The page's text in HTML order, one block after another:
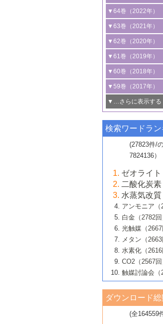
3号 有機分子変換や
光触媒に関する最近
B号 第137回触媒討
2号 水素製造のため
る最近の研究
3号 オレフィン系樹
る最新技術
4号 アルコール類の
る非貴金属触媒の研
5号 ゼオライトの合
究動向
6号 ヘテロ接合界面
B号 第135回触媒討
2号 規制反応場を活
の新展開
3号 未踏分子変換を
ロセスの最前線
4号 シンクロトロン
線を利用した触媒解
5号 単原子触媒
6号 参照触媒委員会
B号 第133回触媒討
1号 炭素が関わる触
2号 プラスチックケ
ための触媒技術
3号 非酸化物系金属
触媒材料の開発
4号 格子酸素・格子
触媒反応
5号 生体触媒による
6号 窒素とリンの循
能性材料
▼64巻（2022年）
1号 合成ガス製造と
ズ合成の最新動向
2号 化学品合成のた
3号 CO の排出削減
めの触媒技術
4号 若手による情報
若き触媒の研究者た
若き触媒の研究者た
6号 石油のノーブル
触媒技術
大学：オンライン
▼63巻（2021年）
1号 金触媒の新展開
2号 ペロブスカイト
3号 特殊反応場を利
換反応
4号 多孔質材料を用
5号 情報学的手法を
6号 カーボンニュー
技術
B号 第127回触媒討
ライン開催(Zoom)の
▼62巻（2020年）
1号 触媒設計を拓く
タリゼーション
2号 機能化学品製造
触媒的酸化反応
3号 水処理のための
4号 光触媒を用いた
動向
5号 次世代の触媒プ
6号 メタン転換技術
B号 第125回触媒討
院大学）
▼61巻（2019年）
1号 物質移動制御に
ス開発
2号 CO2 フリー水素
関わる触媒開発動向
3号 精密高分子合成
動向
4号 バイオマス化成
5号 固体触媒による
換の最前線
6号 貴金属使用量低
ガス浄化触媒の開発
B号 第123回触媒討
▼60巻（2018年）
1号 固体酸触媒の最
2号 二酸化炭素から
3号 ナノ粒子・クラ
4号 60周年記念企画
5号 進化するゼオラ
6号 非貴金属系触媒
B号 第121回触媒討
大学）
▼59巻（2017年）
1号 いたるところに
最先端技術
3号 無機分離膜材料
ロセスへの適用
5号 水素のふるまい
研究
6号 低級アルカンの
媒技術
B号 第119回触媒討
大学東京）
▼…さらに表示する
1号 ユニークな構造の
2号 リグニンからの
媒技術
3号 触媒研究の最先
者たち～（1）
4号 触媒研究の最先
者たち～（2）
5号 触媒研究の最先
者たち～（3）
6号 イオニクス材料
の最新の研究動向
B号 第117回触媒討
立大学）
▼57巻（2015年）
1号 水素キャリアに
2号 石油精製用触媒
3号 固体酸化物形燃
るアノード触媒上で
4号 コアシェル構造
5号 工業触媒および
進歩
6号 ナノシート
B号 第115回触媒討論
▼56巻（2014年）
2号 光触媒反応機構
向
開発動向
4号 人工光合成に向
5号 未利用熱エネル
する触媒技術
6号 ポリオキソメタレ
B号 第113回触媒討
ールホテル豊橋）
1号 高耐久性燃料電
ける新展開
2号 リビングラジカ
3号 天然ガスの化学
媒技術
4号 貴金属触媒の精
5号 バイオマス化成
6号 ナノ空間─吸着状
B号 第111回触媒討
▼54巻（2012年）
1号 規則性多孔体の
の進歩
2号 第109回触媒討論
3号 貴金属低減技術の
4号 貴金属代替技術の
5号 光触媒による物
6号 グラフェン
7号 水素を利用する
▼53巻（2011年）
1号 金属学から見る
2号 第107回触媒討論
3号 触媒のその場観
4号 触媒のその場観
5号 不活性結合の触
合成
6号 新しい固体酸触
7号 ゼオライト合成
▼52巻（2010年）
1号 触媒の劣化対策
2号 第105回触媒討論
3号 ナノ構造が拓く新
4号 活性サイトおよ
計による触媒の高機
5号 触媒を有効に使
7号 有機分子触媒に
1号 炭素材料－熱い
2号 第103回触媒討論
3号 環境浄化用光触
4号 水素社会の実現
蔵技術の進歩
5号 CO2が関わる触
▼50巻（2008年）
1号 触媒化学と学会
そして未来
2号 第101回触媒討論会
4号 錯体を利用した
構築と機能
▼49巻（2007年）
1号 含フッ素化合物の
2号 第99回触媒討論会
3号 実用的ファインケ
を実現する触媒
▼48巻（2006年）
1号 固体酸触媒の最
2号 第97回触媒討論会
3号 リビング重合触
1号 最近の触媒担体と
2号 第95回触媒討論会
▼46巻（2004年）
1号 部分酸化反応触媒
▼45巻（2003年）
検索ワードラ
(27823件/
7824136）
ゼオライト
二酸化炭素
水蒸気改質
アンモニア（
白金（2782回
光触媒（2667
メタン（2663
水素化（2616
CO2（2567回
触媒討論会（
ダウンロード総
(全164559